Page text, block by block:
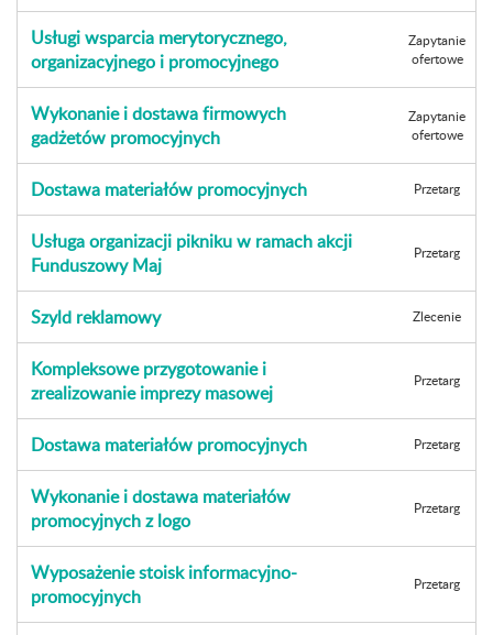
Usługi wsparcia merytorycznego,
organizacyjnego i promocyjnego
Zapytanie
ofertowe
Wykonanie i dostawa firmowych
gadżetów promocyjnych
Zapytanie
ofertowe
Dostawa materiałów promocyjnych Przetarg
Usługa organizacji pikniku w ramach akcji
Funduszowy Maj
Przetarg
Szyld reklamowy Zlecenie
Kompleksowe przygotowanie i
zrealizowanie imprezy masowej
Przetarg
Dostawa materiałów promocyjnych Przetarg
Wykonanie i dostawa materiałów
promocyjnych z logo
Przetarg
Wyposażenie stoisk informacyjno-
promocyjnych
Przetarg